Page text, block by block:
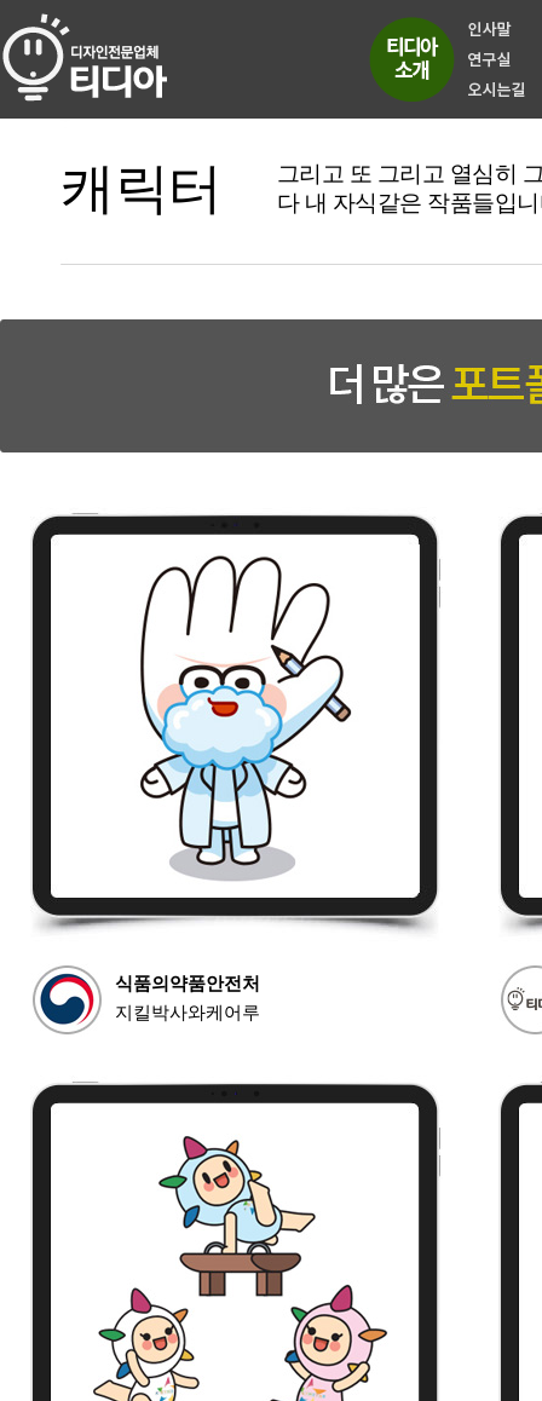
캐릭터
그리고 또 그리고 열심히
다 내 자식같은 작품들입
식품의약품안전처
지킬박사와케어루